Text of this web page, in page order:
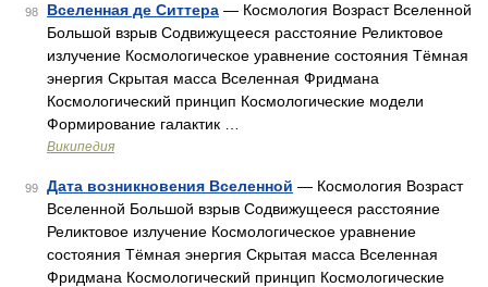
98 Вселенная де Ситтера — Космология Возраст Вселенной
Большой взрыв Содвижущееся расстояние Реликтовое
излучение Космологическое уравнение состояния Тёмная
энергия Скрытая масса Вселенная Фридмана
Космологический принцип Космологические модели
Формирование галактик …
Википедия
99 Дата возникновения Вселенной — Космология Возраст
Вселенной Большой взрыв Содвижущееся расстояние
Реликтовое излучение Космологическое уравнение
состояния Тёмная энергия Скрытая масса Вселенная
Фридмана Космологический принцип Космологические